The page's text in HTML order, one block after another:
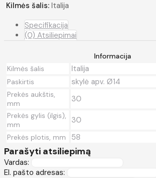
Kilmės šalis: Italija
Specifikacija
(0) Atsiliepimai
Informacija
Kilmės šalis
Italija
Paskirtis skylė apv. Ø14
Prekės aukštis,
mm
30
Prekės gylis (ilgis),
mm
30
Prekės plotis, mm 58
Parašyti atsiliepimą
Vardas:
El. pašto adresas: